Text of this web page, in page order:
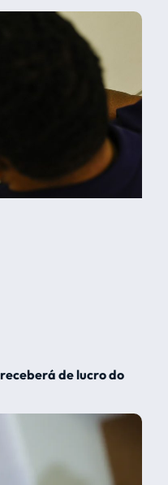
de lucro do